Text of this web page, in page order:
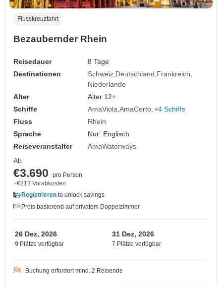
Flusskreuzfahrt
Bezaubernder Rhein
Reisedauer
8 Tage
Destinationen
Schweiz Deutschland Frankreich
Niederlande
Alter
Alter 12+
Schiffe
AmaViola AmaCerto +4 Schiffe
Fluss
Rhein
Sprache
Nur: Englisch
Reiseveranstalter
AmaWaterways
Ab
€3.690
pro Person
+€213 Vorabkosten
Registrieren to unlock savings
Preis basierend auf privatem Doppelzimmer
26 Dez, 2026
9 Plätze verfügbar
31 Dez, 2026
7 Plätze verfügbar
Buchung erfordert mind. 2 Reisende